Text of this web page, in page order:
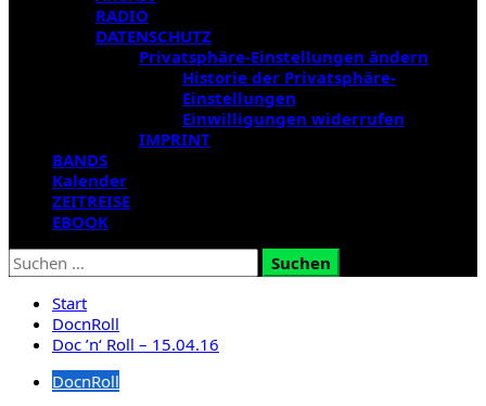
RADIO
DATENSCHUTZ
Privatsphäre-Einstellungen ändern
Historie der Privatsphäre-
Einstellungen
Einwilligungen widerrufen
IMPRINT
BANDS
Kalender
ZEITREISE
EBOOK
Suchen
nach:
Start
DocnRoll
Doc ’n‘ Roll – 15.04.16
DocnRoll